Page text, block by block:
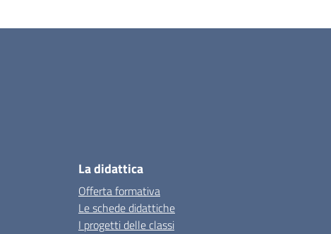
La didattica
Offerta formativa
Le schede didattiche
I progetti delle classi